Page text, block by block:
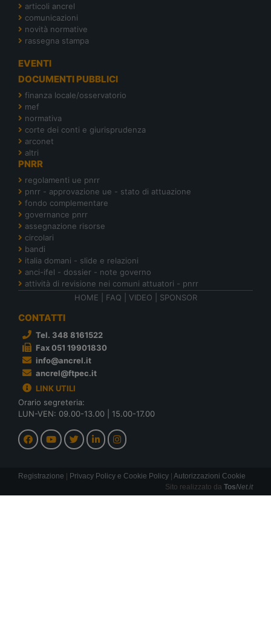
articoli ancrel
comunicazioni
novità normative
rassegna stampa
EVENTI
DOCUMENTI PUBBLICI
finanza locale/osservatorio
mef
normativa
corte dei conti e giurisprudenza
arconet
altri
PNRR
regolamenti ue pnrr
pnrr - approvazione ue - stato di attuazione
fondo complementare
governance pnrr
assegnazione risorse
circolari
bandi
italia domani - slide e relazioni
anci-ifel - dossier - note governo
attività di revisione nei comuni attuatori - pnrr
HOME
FAQ VIDEO SPONSOR
CONTATTI
Tel. 348 8161522
Fax 051 19901830
info@ancrel.it
ancrel@ftpec.it
LINK UTILI
Orario segreteria:
LUN-VEN: 09.00-13.00 | 15.00-17.00
Registrazione | Privacy Policy e Cookie Policy | Autorizzazioni Cookie
Sito realizzato da TosNet.it